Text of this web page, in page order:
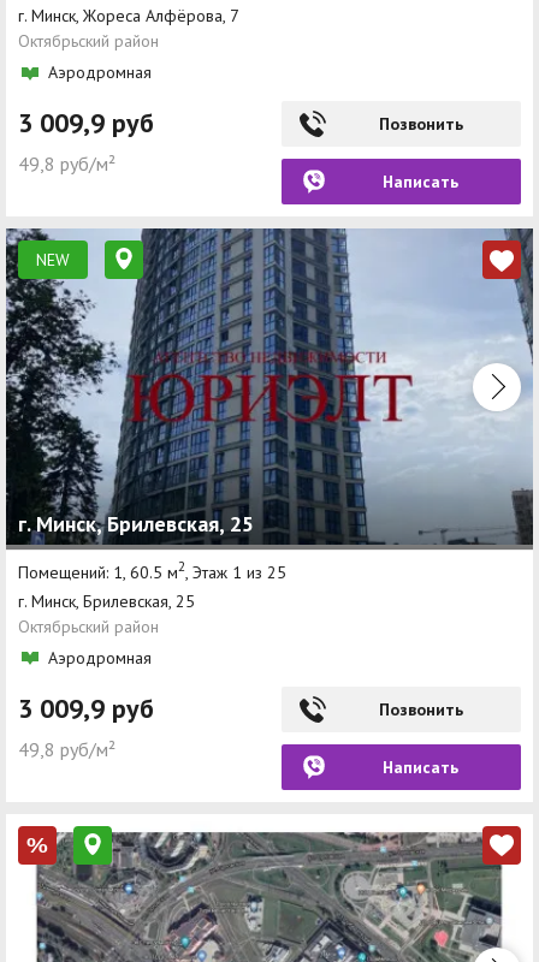
г. Минск, Жореса Алфёрова, 7
Октябрьский район
Аэродромная
3 009,9 руб
49,8 руб/м²
Позвонить
Написать
NEW
г. Минск, Брилевская, 25
Помещений: 1, 60.5 м2, Этаж 1 из 25
г. Минск, Брилевская, 25
Октябрьский район
Аэродромная
3 009,9 руб
49,8 руб/м²
Позвонить
Написать
%